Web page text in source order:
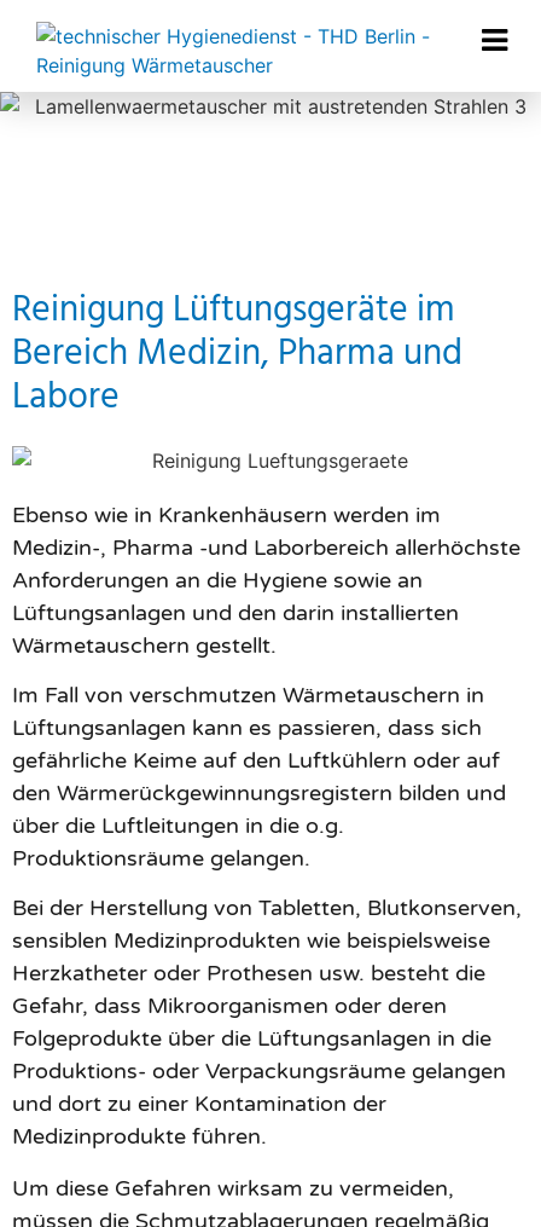
Reinigung Lüftungsgeräte im
Bereich Medizin, Pharma und
Labore
Ebenso wie in Krankenhäusern werden im
Medizin-, Pharma -und Laborbereich allerhöchste
Anforderungen an die Hygiene sowie an
Lüftungsanlagen und den darin installierten
Wärmetauschern gestellt.
Im Fall von verschmutzen Wärmetauschern in
Lüftungsanlagen kann es passieren, dass sich
gefährliche Keime auf den Luftkühlern oder auf
den Wärmerückgewinnungsregistern bilden und
über die Luftleitungen in die o.g.
Produktionsräume gelangen.
Bei der Herstellung von Tabletten, Blutkonserven,
sensiblen Medizinprodukten wie beispielsweise
Herzkatheter oder Prothesen usw. besteht die
Gefahr, dass Mikroorganismen oder deren
Folgeprodukte über die Lüftungsanlagen in die
Produktions- oder Verpackungsräume gelangen
und dort zu einer Kontamination der
Medizinprodukte führen.
Um diese Gefahren wirksam zu vermeiden,
müssen die Schmutzablagerungen regelmäßig